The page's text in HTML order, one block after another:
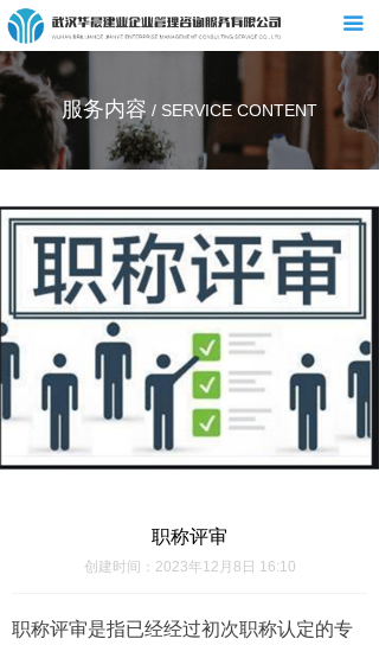
끀
首页
关于我们
新闻资讯
服务流程
在线留言
联系我们
服务内容 / SERVICE CONTENT
职称评审
创建时间： 2023年12月8日 16:10
职称评审是指已经经过初次职称认定的专